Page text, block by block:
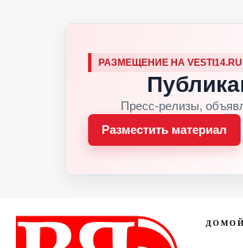
РАЗМЕЩЕНИЕ НА VESTI14.RU
Пресс-релизы,
Разместить материал
ДОМОЙ